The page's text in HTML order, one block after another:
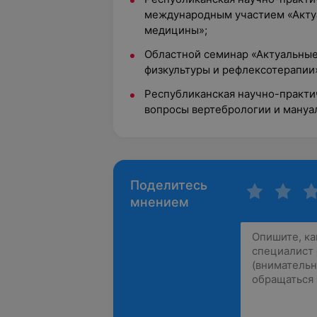
международным участием
медицины»;
Областной семинар
физкультуры и
Республиканская научно-
вопросы вертебрологии и
Поделитесь
мнением